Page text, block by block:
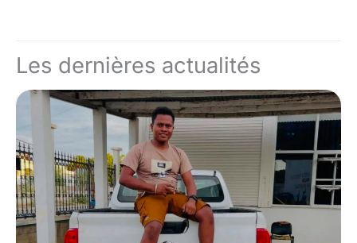
Les dernières actualités